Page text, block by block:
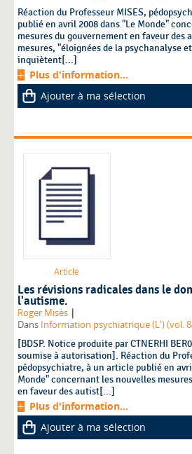
Réaction du Professeur MISES,
publié en avril 2008 dans "Le Monde"
mesures du gouvernement en faveur des
mesures, "éloignées de la psychanalyse
inquiètent[...]
Plus d'information...
Ajouter à ma sélection
Article
Les révisions radicales dans le
l'autisme.
Roger Misès |
Dans Information psychiatrique (L') (vol.
[BDSP. Notice produite par CTNERHI
soumise à autorisation]. Réaction du
pédopsychiatre, à un article publié en
Monde" concernant les nouvelles
en faveur des autist[...]
Plus d'information...
Ajouter à ma sélection